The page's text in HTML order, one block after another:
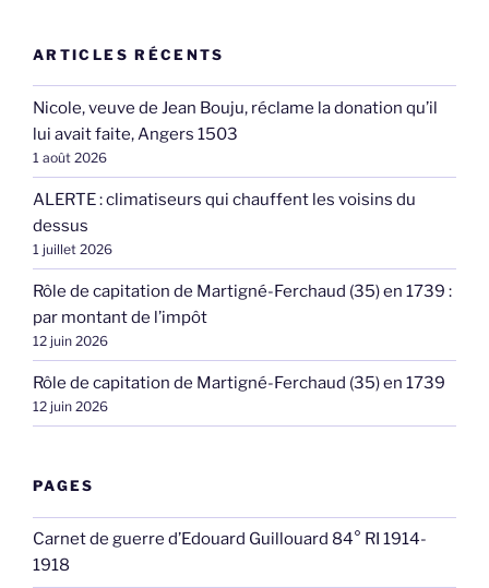
ARTICLES RÉCENTS
Nicole, veuve de Jean Bouju, réclame la donation qu’il
lui avait faite, Angers 1503
1 août 2026
ALERTE : climatiseurs qui chauffent les voisins du
dessus
1 juillet 2026
Rôle de capitation de Martigné-Ferchaud (35) en 1739 :
par montant de l’impôt
12 juin 2026
Rôle de capitation de Martigné-Ferchaud (35) en 1739
12 juin 2026
PAGES
Carnet de guerre d’Edouard Guillouard 84° RI 1914-
1918